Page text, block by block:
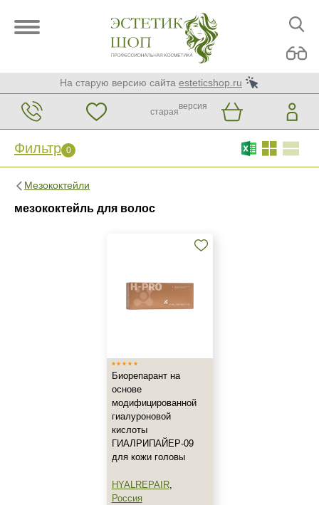
На старую версию сайта esteticshop.ru
старая
версия
Фильтр 0
Мезококтейли
мезококтейль для волос
Фильтр 0
Биорепарант на
основе
модифицированной
гиалуроновой
кислоты
ГИАЛРИПАЙЕР-09
для кожи головы
HYALREPAIR,
Россия